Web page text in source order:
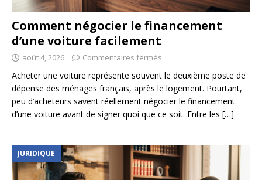
Comment négocier le financement
d’une voiture facilement
août 4, 2026 Commentaires fermés
Acheter une voiture représente souvent le deuxième poste de
dépense des ménages français, après le logement. Pourtant,
peu d’acheteurs savent réellement négocier le financement
d’une voiture avant de signer quoi que ce soit. Entre les […]
JURIDIQUE